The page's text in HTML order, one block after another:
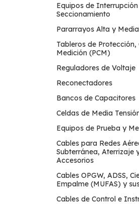
Equipos de
Seccionamiento
Pararrayos Alta y
Tableros de Protección,
Medición (PCM)
Reguladores de Voltaje
Reconectadores
Bancos de Capacitores
Celdas de Media
Equipos de Prueba y
Cables para Redes
Subterránea, Aterrizaje
Accesorios
Cables OPGW, ADSS,
Empalme (MUFAS) y
Cables de Control e